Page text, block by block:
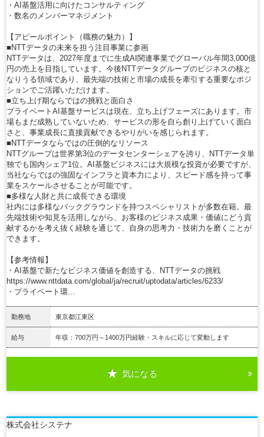
・AI基盤活用に向けたコンサルティング
・数名のメンバーマネジメント
【アピールポイント（職務の魅力）】
■NTTデータの未来を担う注目事業に参画
NTTデータは、2027年度までに生成AI関連事業でグローバル年間3,000億
円の売上を目指しています。今後NTTデータグループのビジネスの核と
なりうる領域であり、最先端の技術と市場の成長を牽引する重要なポジ
ションでご活躍いただけます。
■立ち上げ期ならではの挑戦と面白さ
プライベートAI基盤サービスは現在、立ち上げフェーズにあります。市
場もまだ成熟していないため、サービスの形を自ら創り上げていく面白
さと、事業成長に直接貢献できるやりがいを感じられます。
■NTTデータならではの圧倒的なリソース
NTTグループは世界第3位のデータセンターシェアを誇り、NTTデータ単
独でも国内シェア1位。AI基盤ビジネスには大規模な投資が必要ですが、
当社ならではの強固なインフラと資本力により、スピード感を持って事
業をスケールさせることが可能です。
■多様な人財と共に成長できる環境
社内には多様なバックグラウンドを持つスペシャリストが多数在籍。最
先端技術や知見を活用しながら、お客様のビジネス成果・価値にどう貢
献するかを考え抜く経験を通じて、自身の思考力・技術力を磨くことが
できます。
【参考情報】
・AI基盤で新たなビジネス価値を創造する、NTTデータの挑戦
https://www.nttdata.com/global/ja/recruit/uptodata/articles/6233/
・プライベート環…
勤務地 東京都江東区
給与 年収：700万円～1400万円経験・スキルに応じて変動します
気になる
株式会社システナ